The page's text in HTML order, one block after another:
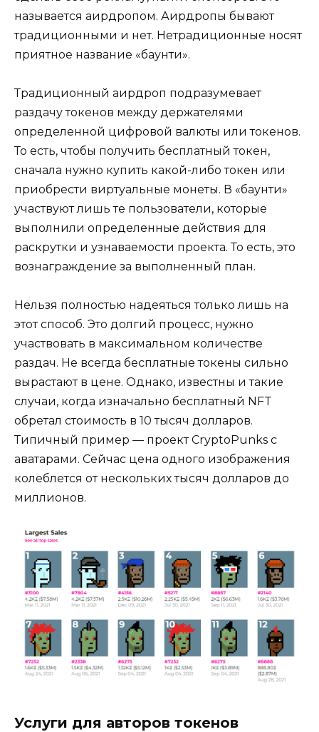
называется аирдропом. Аирдропы бывают
традиционными и нет. Нетрадиционные носят
приятное название «баунти».
Традиционный аирдроп подразумевает
раздачу токенов между держателями
определенной цифровой валюты или токенов.
То есть, чтобы получить бесплатный токен,
сначала нужно купить какой-либо токен или
приобрести виртуальные монеты. В «баунти»
участвуют лишь те пользователи, которые
выполнили определенные действия для
раскрутки и узнаваемости проекта. То есть, это
вознаграждение за выполненный план.
Нельзя полностью надеяться только лишь на
этот способ. Это долгий процесс, нужно
участвовать в максимальном количестве
раздач. Не всегда бесплатные токены сильно
вырастают в цене. Однако, известны и такие
случаи, когда изначально бесплатный NFT
обретал стоимость в 10 тысяч долларов.
Типичный пример — проект CryptoPunks с
аватарами. Сейчас цена одного изображения
колеблется от нескольких тысяч долларов до
миллионов.
Услуги для авторов токенов